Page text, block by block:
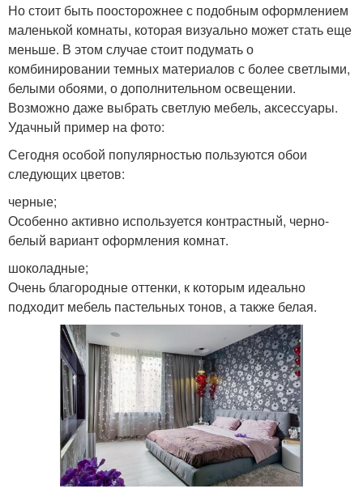
Но стоит быть поосторожнее с подобным оформлением
маленькой комнаты, которая визуально может стать еще
меньше. В этом случае стоит подумать о
комбинировании темных материалов с более светлыми,
белыми обоями, о дополнительном освещении.
Возможно даже выбрать светлую мебель, аксессуары.
Удачный пример на фото:
Сегодня особой популярностью пользуются обои
следующих цветов:
черные;
Особенно активно используется контрастный, черно-
белый вариант оформления комнат.
шоколадные;
Очень благородные оттенки, к которым идеально
подходит мебель пастельных тонов, а также белая.